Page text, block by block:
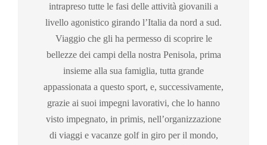
intrapreso tutte le fasi delle attività giovanili a
livello agonistico girando l’Italia da nord a sud.
Viaggio che gli ha permesso di scoprire le
bellezze dei campi della nostra Penisola, prima
insieme alla sua famiglia, tutta grande
appassionata a questo sport, e, successivamente,
grazie ai suoi impegni lavorativi, che lo hanno
visto impegnato, in primis, nell’organizzazione
di viaggi e vacanze golf in giro per il mondo,